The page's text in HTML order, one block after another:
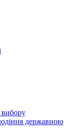
вибору
державною